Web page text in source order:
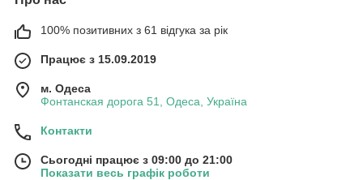
100% позитивних з 61 відгука за рік
Працює з 15.09.2019
м. Одеса
Фонтанская дорога 51, Одеса, Україна
Контакти
Сьогодні працює з 09:00 до 21:00
Показати весь графік роботи